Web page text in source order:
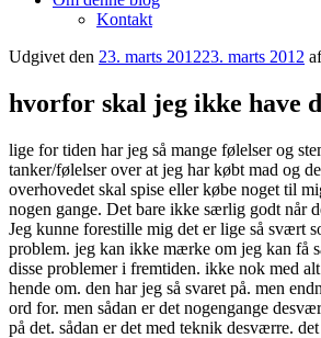
Kontakt
Udgivet den 23. marts 201223. marts 2012
hvorfor skal jeg ikke have
lige for tiden har jeg så mange følelser og
tanker/følelser over at jeg har købt mad og
overhovedet skal spise eller købe noget til
nogen gange. Det bare ikke særlig godt når
Jeg kunne forestille mig det er lige så svært
problem. jeg kan ikke mærke om jeg kan få
disse problemer i fremtiden. ikke nok med
hende om. den har jeg så svaret på. men
ord for. men sådan er det nogengange
på det. sådan er det med teknik desværre.